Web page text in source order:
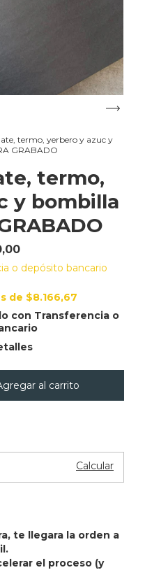
termo, yerbero y azuc y
GRABADO
termo,
y bombilla
o depósito bancario
de $8.166,67
con Transferencia o
Calcular
te llegara la orden a
el proceso (y